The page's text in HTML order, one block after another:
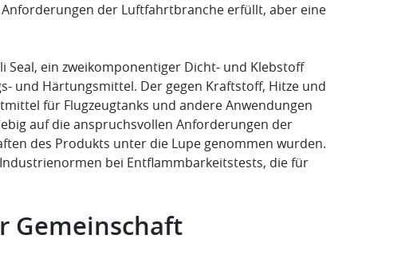
der Luftfahrtbranche erfüllt, aber eine
ein zweikomponentiger Dicht- und Klebstoff
und Härtungsmittel. Der gegen Kraftstoff, Hitze und
für Flugzeugtanks und andere Anwendungen
auf die anspruchsvollen Anforderungen der
des Produkts unter die Lupe genommen wurden.
bei Entflammbarkeitstests, die für
Gemeinschaft